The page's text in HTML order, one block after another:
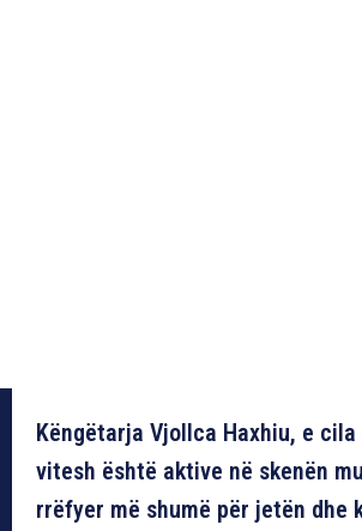
Këngëtarja Vjollca Haxhiu, e cila
vitesh është aktive në skenën
rrëfyer më shumë për jetën dhe